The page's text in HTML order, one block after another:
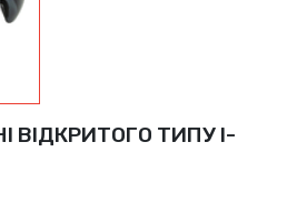
ВІДКРИТОГО ТИПУ I-